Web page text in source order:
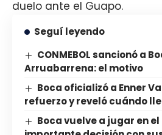
duelo ante el Guapo.
Seguí leyendo
CONMEBOL sancionó a
Arruabarrena: el motivo
Boca oficializó a Enner
refuerzo y reveló cuándo
Boca vuelve a jugar en